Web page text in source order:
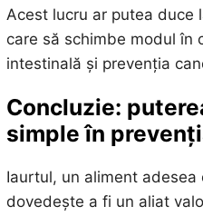
Acest lucru ar putea duce
care să schimbe modul în
intestinală și prevenția
Concluzie:
simple în
Iaurtul, un aliment
dovedește a fi un aliat